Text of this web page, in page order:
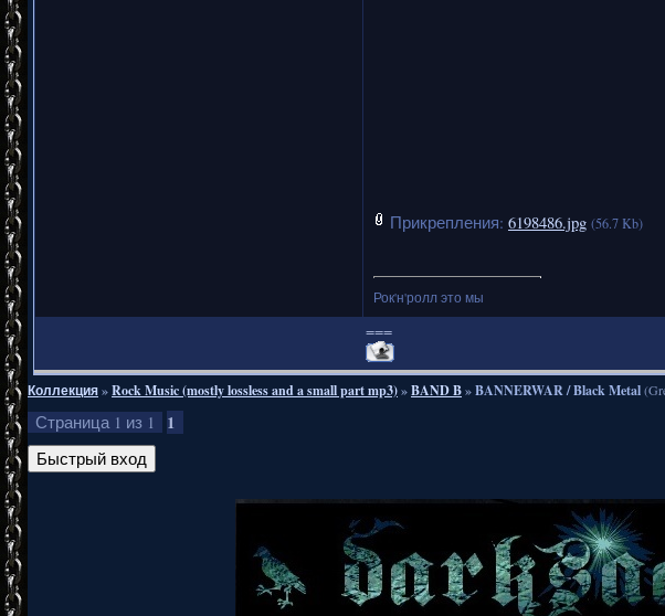
Прикрепления: 6198486.jpg (56.7 Kb)
Рок'н'ролл это мы
===
Коллекция»Rock Music (mostly lossless and a small part mp3)»BAND B»BANNERWAR / Black Metal
Страница 1 из 1 1